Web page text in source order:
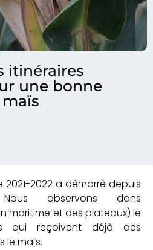
itinéraires
une bonne
2022 a démarré depuis
observons dans
maritime et des plateaux) le
qui reçoivent déjà des
le maïs.